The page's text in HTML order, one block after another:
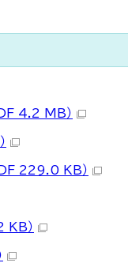
4.2 MB）
229.0 KB）
KB）